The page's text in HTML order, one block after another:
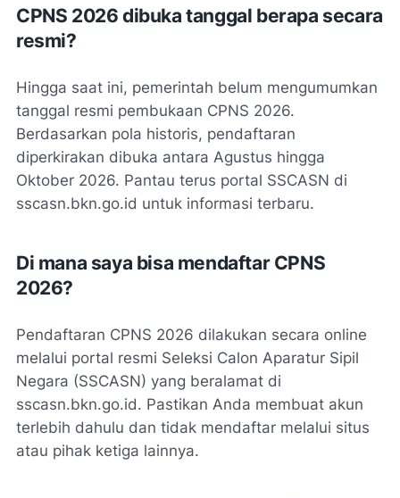
CPNS 2026 dibuka tanggal berapa secara
resmi?
Hingga saat ini, pemerintah belum mengumumkan
tanggal resmi pembukaan CPNS 2026.
Berdasarkan pola historis, pendaftaran
diperkirakan dibuka antara Agustus hingga
Oktober 2026. Pantau terus portal SSCASN di
sscasn.bkn.go.id untuk informasi terbaru.
Di mana saya bisa mendaftar CPNS
2026?
Pendaftaran CPNS 2026 dilakukan secara online
melalui portal resmi Seleksi Calon Aparatur Sipil
Negara (SSCASN) yang beralamat di
sscasn.bkn.go.id. Pastikan Anda membuat akun
terlebih dahulu dan tidak mendaftar melalui situs
atau pihak ketiga lainnya.